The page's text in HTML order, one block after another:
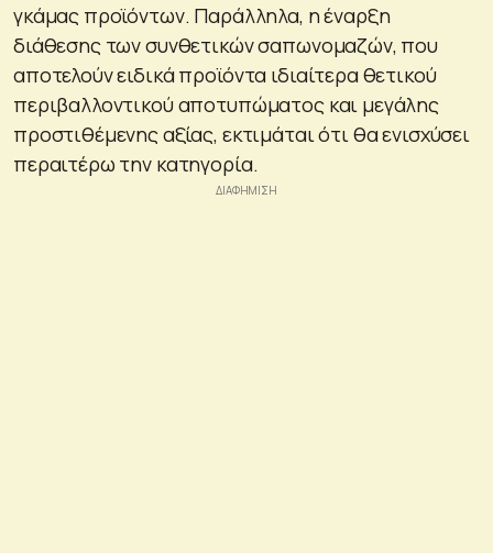
γκάμας προϊόντων. Παράλληλα, η έναρξη
διάθεσης των συνθετικών σαπωνομαζών, που
αποτελούν ειδικά προϊόντα ιδιαίτερα θετικού
περιβαλλοντικού αποτυπώματος και μεγάλης
προστιθέμενης αξίας, εκτιμάται ότι θα ενισχύσει
περαιτέρω την κατηγορία.